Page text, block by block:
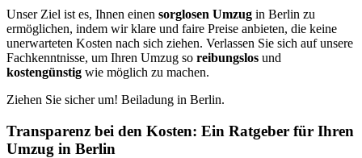
Unser Ziel ist es, Ihnen einen sorglosen Umzug in Berlin zu
ermöglichen, indem wir klare und faire Preise anbieten, die keine
unerwarteten Kosten nach sich ziehen. Verlassen Sie sich auf unsere
Fachkenntnisse, um Ihren Umzug so reibungslos und
kostengünstig wie möglich zu machen.
Ziehen Sie sicher um! Beiladung in Berlin.
Transparenz bei den Kosten: Ein Ratgeber für Ihren
Umzug in Berlin